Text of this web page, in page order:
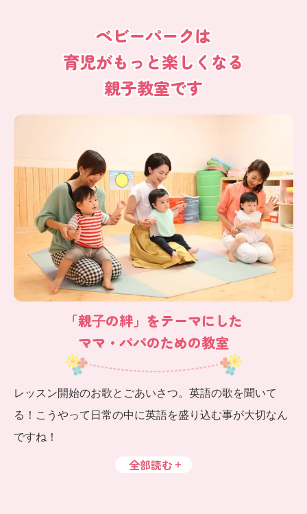
ベビーパークは
育児がもっと楽しくなる
親子教室です
「親⼦の絆」をテーマにした
ママ・パパのための教室
レッスン開始のお歌とごあいさつ。英語の歌を聞いて
る！こうやって日常の中に英語を盛り込む事が大切なん
ですね！
全部読む